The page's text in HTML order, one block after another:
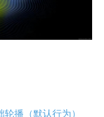
播（默认行为）